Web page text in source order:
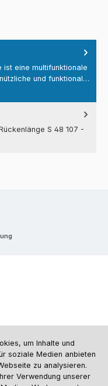
ist eine multifunktionale
und funktional…
S 48 107 -
um Inhalte und
soziale Medien anbieten
zu analysieren.
Verwendung unserer